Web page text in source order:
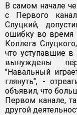
В самом начале
с Первого
Слуцкий,
ошибку во время
Коллега
что уступавшие
вынуждены
"Навальный
глянуть", -
объявил, что
Первом канале,
другой